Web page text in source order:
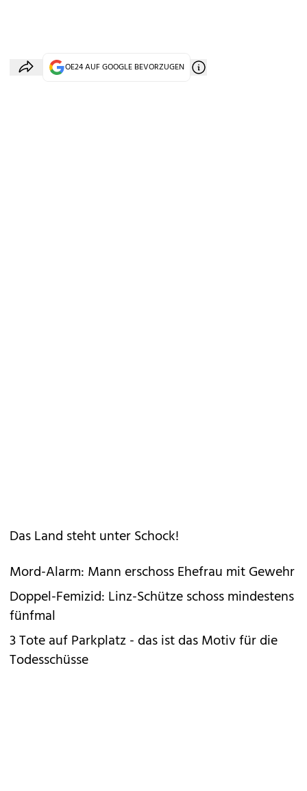
OE24 AUF GOOGLE BEVORZUGEN
Das Land steht unter Schock!
Mord-Alarm: Mann erschoss Ehefrau mit Gewehr
Doppel-Femizid: Linz-Schütze schoss mindestens
fünfmal
3 Tote auf Parkplatz - das ist das Motiv für die
Todesschüsse